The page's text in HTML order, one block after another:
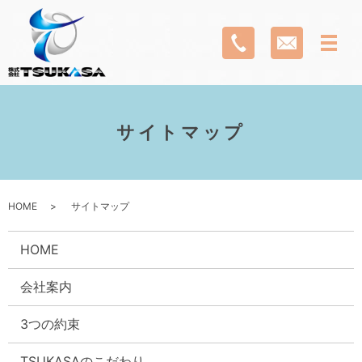
サイトマップ
HOME サイトマップ
HOME
会社案内
3つの約束